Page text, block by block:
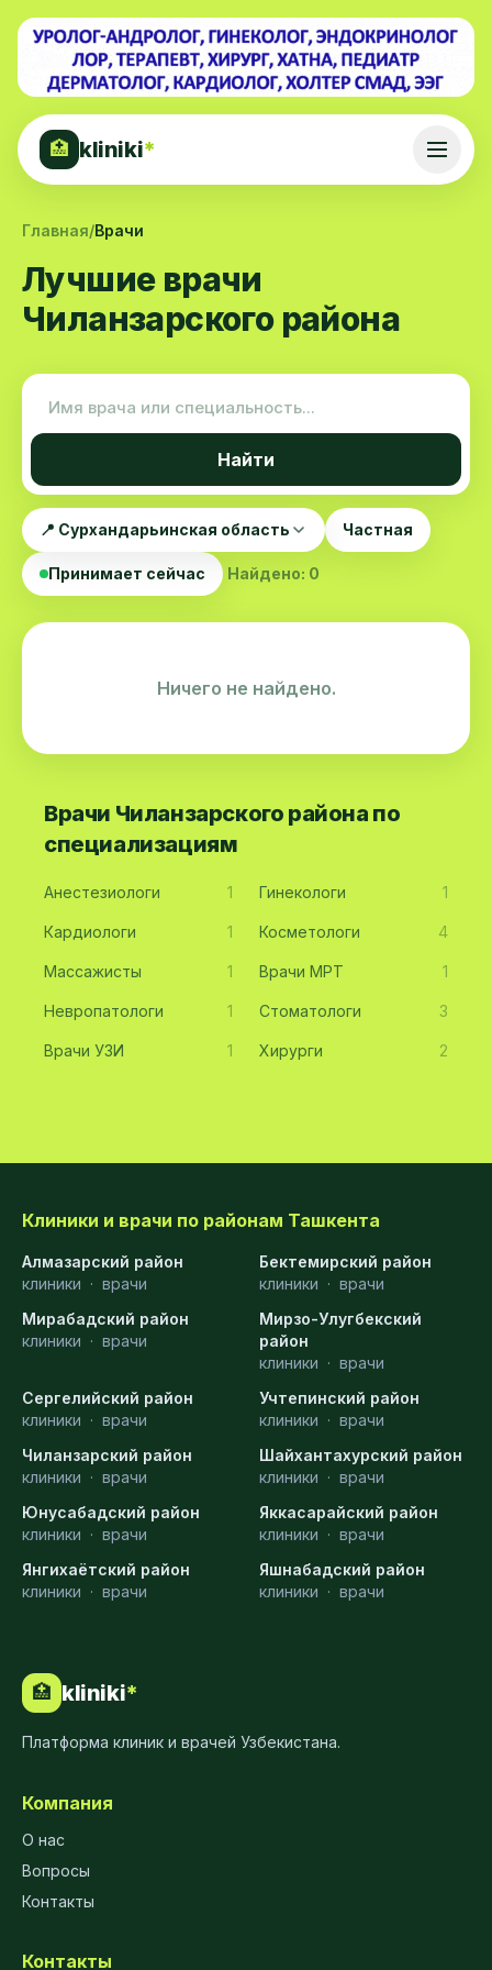
🏥 kliniki*
Главная/Врачи
Лучшие врачи
Чиланзарского района
Найти
📍 Сурхандарьинская область Частная
Принимает сейчас Найдено: 0
Ничего не найдено.
Врачи Чиланзарского района по
специализациям
Анестезиологи 1 Гинекологи 1
Кардиологи 1 Косметологи 4
Массажисты 1 Врачи МРТ 1
Невропатологи 1 Стоматологи 3
Врачи УЗИ 1 Хирурги 2
Клиники и врачи по районам Ташкента
Алмазарский район
клиники · врачи
Бектемирский район
клиники · врачи
Мирабадский район
клиники · врачи
Мирзо-Улугбекский
район
клиники · врачи
Сергелийский район
клиники · врачи
Учтепинский район
клиники · врачи
Чиланзарский район
клиники · врачи
Шайхантахурский район
клиники · врачи
Юнусабадский район
клиники · врачи
Яккасарайский район
клиники · врачи
Янгихаётский район
клиники · врачи
Яшнабадский район
клиники · врачи
🏥 kliniki*
Платформа клиник и врачей Узбекистана.
Компания
О нас
Вопросы
Контакты
Контакты